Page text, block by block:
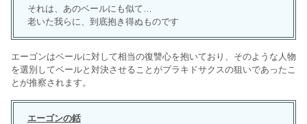
それは、あのベールにも似て…
老いた我らに、到底抱き得ぬものです
エーゴンはベールに対して相当の復讐心を抱いており、そのような人物
を選別してベールと対決させることがプラキドサクスの狙いであったこ
とが推察されます。
エーゴンの銛